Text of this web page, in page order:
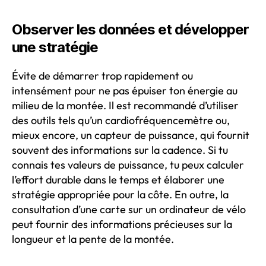
Observer les données et développer
une stratégie
Évite de démarrer trop rapidement ou
intensément pour ne pas épuiser ton énergie au
milieu de la montée. Il est recommandé d’utiliser
des outils tels qu’un cardiofréquencemètre ou,
mieux encore, un capteur de puissance, qui fournit
souvent des informations sur la cadence. Si tu
connais tes valeurs de puissance, tu peux calculer
l’effort durable dans le temps et élaborer une
stratégie appropriée pour la côte. En outre, la
consultation d’une carte sur un ordinateur de vélo
peut fournir des informations précieuses sur la
longueur et la pente de la montée.